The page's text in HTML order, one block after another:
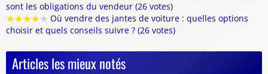
sont les obligations du vendeur (26 votes)
★★★★★ Où vendre des jantes de voiture : quelles options
choisir et quels conseils suivre ? (26 votes)
Articles les mieux notés